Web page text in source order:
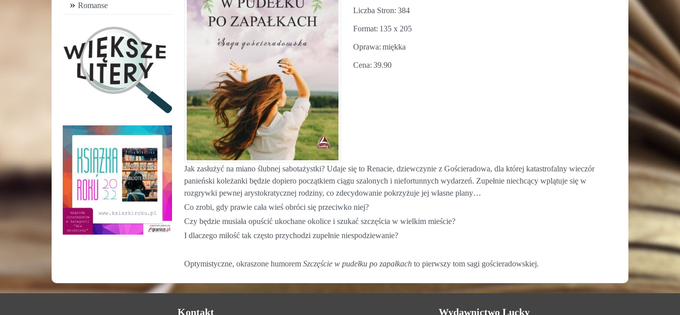
Romanse
Liczba Stron 384
Format 135 x 205
Oprawa miękka
Cena 39.90
Jak zasłużyć na miano ślubnej sabotażystki? Udaje się to Renacie, dziewczynie z Gościeradowa, dla której katastrofalny wieczór
panieński koleżanki będzie dopiero początkiem ciągu szalonych i niefortunnych wydarzeń. Zupełnie niechcący wplątuje się w
rozgrywki pewnej arystokratycznej rodziny, co zdecydowanie pokrzyżuje jej własne plany…
Co zrobi, gdy prawie cała wieś obróci się przeciwko niej?
Czy będzie musiała opuścić ukochane okolice i szukać szczęścia w wielkim mieście?
I dlaczego miłość tak często przychodzi zupełnie niespodziewanie?
Optymistyczne, okraszone humorem Szczęście w pudełku po zapałkach to pierwszy tom sagi gościeradowskiej.
Kontakt Wydawnictwo Lucky